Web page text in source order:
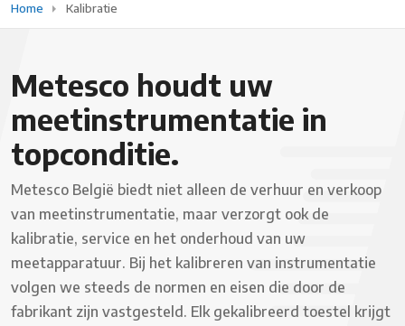
Home Kalibratie
Metesco houdt uw
meetinstrumentatie in
topconditie.
Metesco België biedt niet alleen de verhuur en verkoop
van meetinstrumentatie, maar verzorgt ook de
kalibratie, service en het onderhoud van uw
meetapparatuur. Bij het kalibreren van instrumentatie
volgen we steeds de normen en eisen die door de
fabrikant zijn vastgesteld. Elk gekalibreerd toestel krijgt